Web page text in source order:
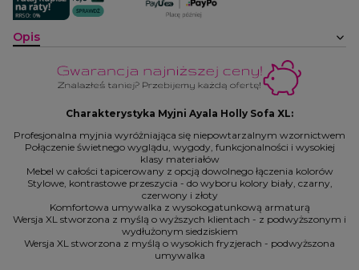
Opis
Charakterystyka Myjni Ayala Holly Sofa XL:
Profesjonalna myjnia wyróżniająca się niepowtarzalnym wzornictwem
Połączenie świetnego wyglądu, wygody, funkcjonalności i wysokiej
klasy materiałów
Mebel w całości tapicerowany z opcją dowolnego łączenia kolorów
Stylowe, kontrastowe przeszycia - do wyboru kolory biały, czarny,
czerwony i złoty
Komfortowa umywalka z wysokogatunkową armaturą
Wersja XL stworzona z myślą o wyższych klientach - z podwyższonym i
wydłużonym siedziskiem
Wersja XL stworzona z myślą o wysokich fryzjerach - podwyższona
umywalka